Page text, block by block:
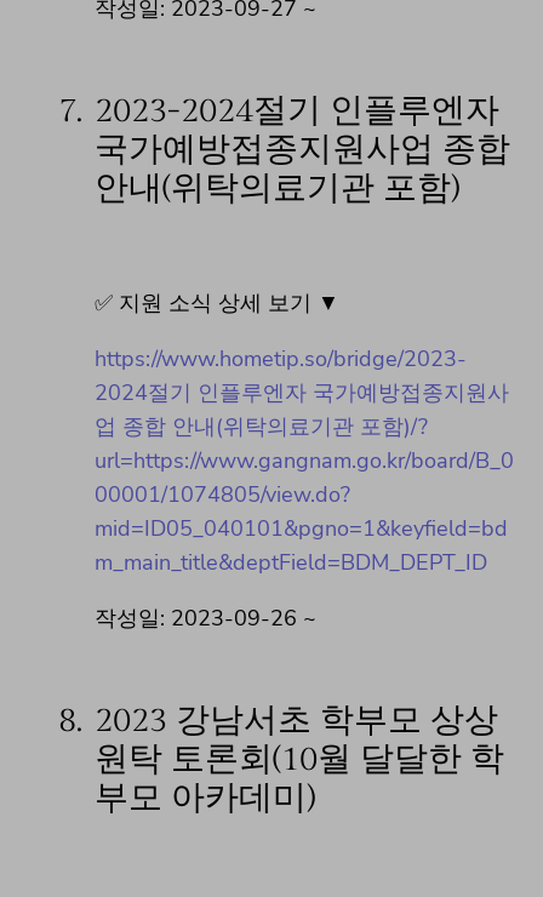
작성일: 2023-09-27 ~
7. 2023-2024절기 인플루엔자
국가예방접종지원사업 종합
안내(위탁의료기관 포함)
✅ 지원 소식 상세 보기 ▼
https://www.hometip.so/bridge/2023-
2024절기 인플루엔자 국가예방접종지원사
업 종합 안내(위탁의료기관 포함)/?
url=https://www.gangnam.go.kr/board/B_0
00001/1074805/view.do?
mid=ID05_040101&pgno=1&keyfield=bd
m_main_title&deptField=BDM_DEPT_ID
작성일: 2023-09-26 ~
8. 2023 강남서초 학부모 상상
원탁 토론회(10월 달달한 학
부모 아카데미)